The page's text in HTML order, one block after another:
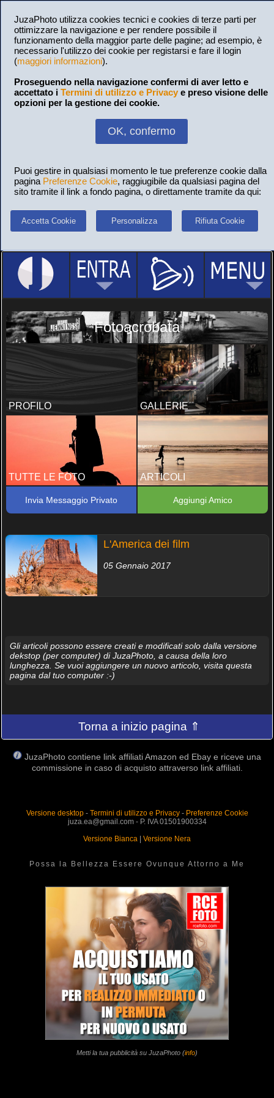
JuzaPhoto utilizza cookies tecnici e cookies di terze parti per
ottimizzare la navigazione e per rendere possibile il
funzionamento della maggior parte delle pagine; ad esempio, è
necessario l'utilizzo dei cookie per registarsi e fare il login
(maggiori informazioni).
Proseguendo nella navigazione confermi di aver letto e
accettato i Termini di utilizzo e Privacy e preso visione delle
opzioni per la gestione dei cookie.
OK, confermo
Puoi gestire in qualsiasi momento le tue preferenze cookie dalla
pagina Preferenze Cookie, raggiugibile da qualsiasi pagina del
sito tramite il link a fondo pagina, o direttamente tramite da qui:
Accetta Cookie Personalizza Rifiuta Cookie
Fotoacrobata
PROFILO GALLERIE
TUTTE LE FOTO ARTICOLI
Invia Messaggio Privato Aggiungi Amico
L'America dei film
05 Gennaio 2017
Gli articoli possono essere creati e modificati solo dalla versione
dekstop (per computer) di JuzaPhoto, a causa della loro
lunghezza. Se vuoi aggiungere un nuovo articolo, visita questa
pagina dal tuo computer :-)
Torna a inizio pagina ⇑
JuzaPhoto contiene link affiliati Amazon ed Ebay e riceve una
commissione in caso di acquisto attraverso link affiliati.
Versione desktop- Termini di utilizzo e Privacy- Preferenze Cookie
juza.ea@gmail.com - P. IVA 01501900334
Versione Bianca
Versione Nera
Possa la Bellezza Essere Ovunque Attorno a Me
Metti la tua pubblicità su JuzaPhoto (info)